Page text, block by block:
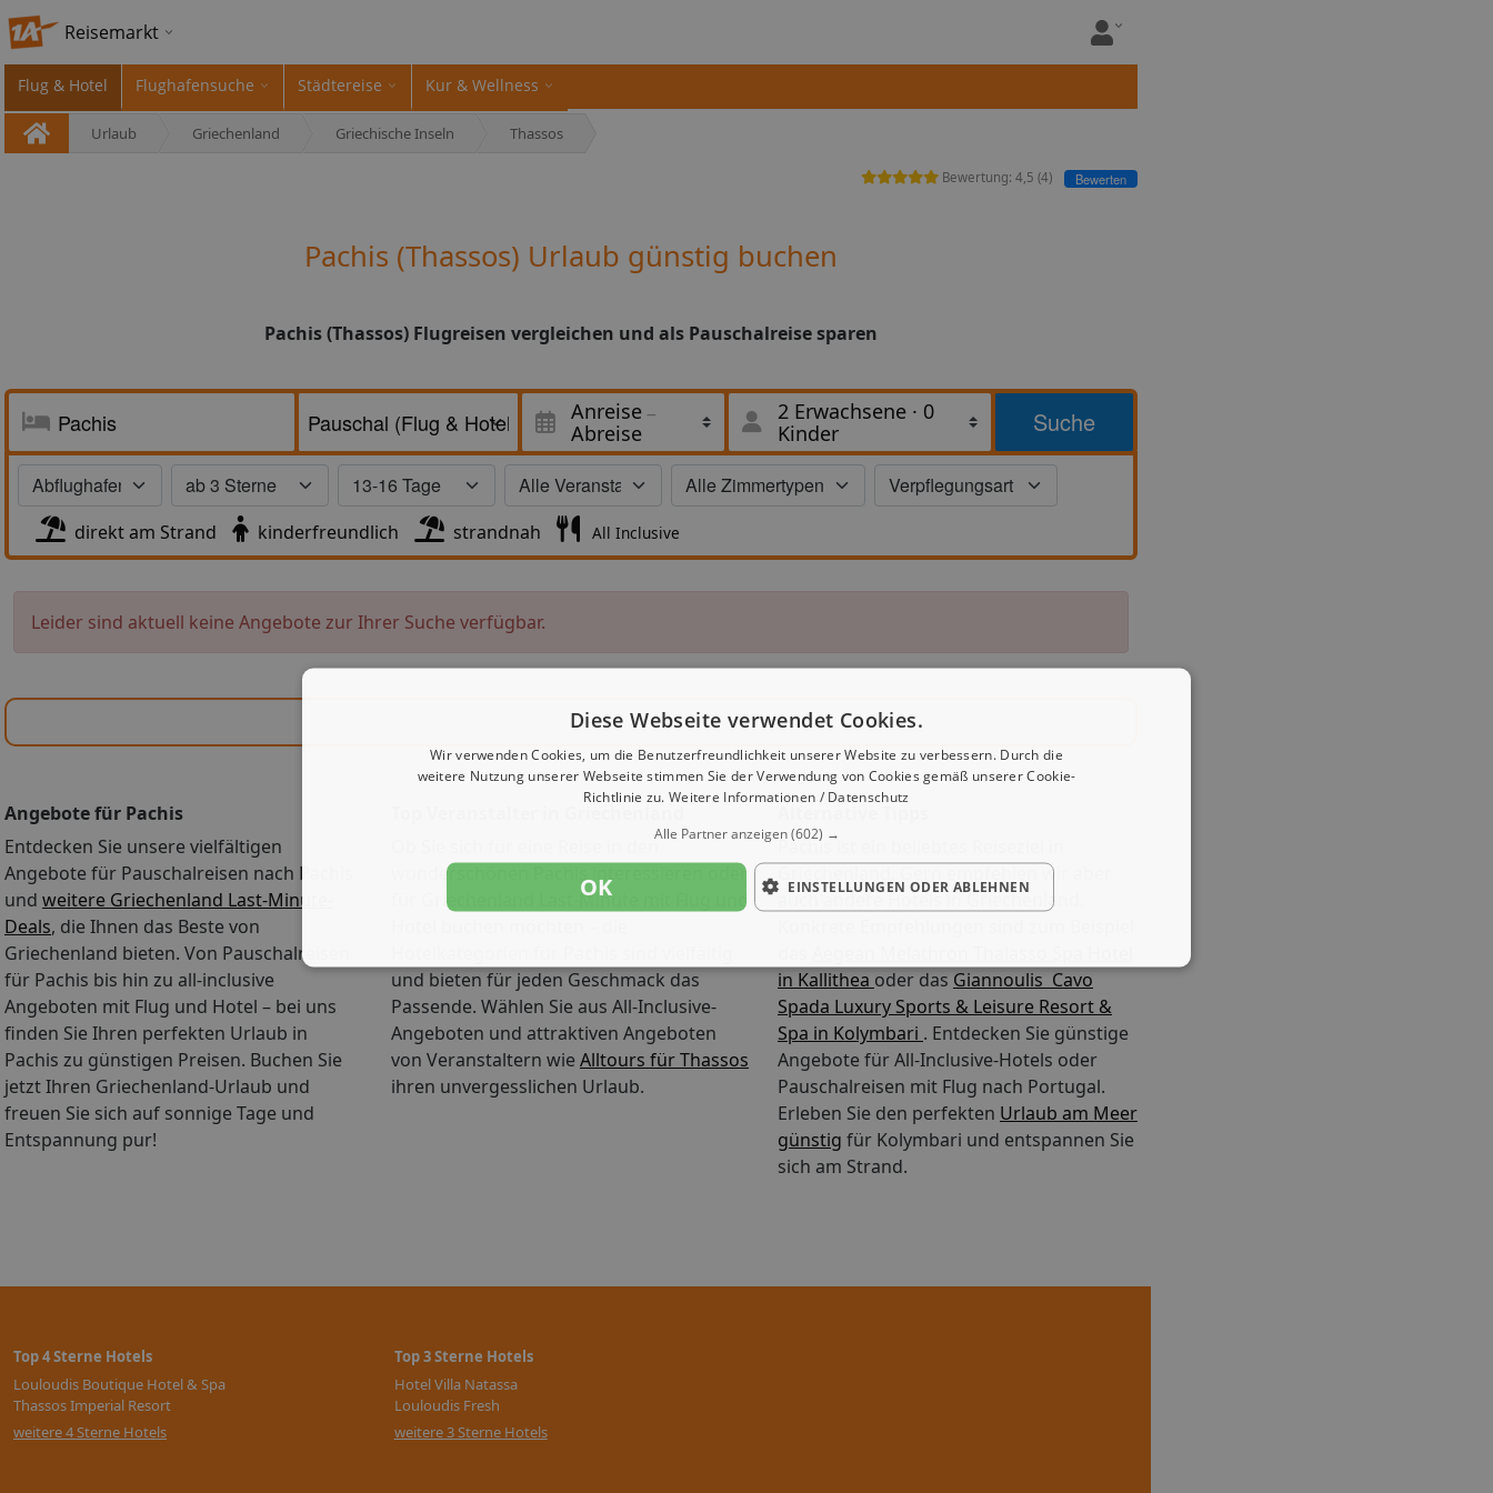
Reisemarkt
Flug & Hotel Flughafensuche Städtereise Kur & Wellness
Urlaub Griechenland Griechische Inseln Thassos
Bewertung: 4,5 (4) Bewerten
Pachis (Thassos) Urlaub günstig buchen
Pachis (Thassos) Flugreisen vergleichen und als Pauschalreise sparen
Anreise
Abreise
2 Erwachsene · 0
Kinder
Suche
direkt am Strand kinderfreundlich strandnah All Inclusive
Leider sind aktuell keine Angebote zur Ihrer Suche verfügbar.
Angebote für Pachis
Entdecken Sie unsere vielfältigen
Angebote für Pauschalreisen nach Pachis
und weitere Griechenland Last-Minute-
Deals, die Ihnen das Beste von
Griechenland bieten. Von Pauschalreisen
für Pachis bis hin zu all-inclusive
Angeboten mit Flug und Hotel – bei uns
finden Sie Ihren perfekten Urlaub in
Pachis zu günstigen Preisen. Buchen Sie
jetzt Ihren Griechenland-Urlaub und
freuen Sie sich auf sonnige Tage und
Entspannung pur!
Ob Sie sich für eine Reise in den
wunderschönen Pachis interessieren oder
für Griechenland Last-Minute mit Flug und
und bieten für jeden Geschmack das
Passende. Wählen Sie aus All-Inclusive-
Angeboten und attraktiven Angeboten
von Veranstaltern wie Alltours für Thassos
ihren unvergesslichen Urlaub.
Pachis ist ein beliebtes Reiseziel in
Griechenland. Gern empfehlen wir aber
auch andere Hotels in Griechenland.
in Kallithea oder das Giannoulis  Cavo
Spada Luxury Sports & Leisure Resort &
Spa in Kolymbari . Entdecken Sie günstige
Angebote für All-Inclusive-Hotels oder
Pauschalreisen mit Flug nach Portugal.
Erleben Sie den perfekten Urlaub am Meer
günstig für Kolymbari und entspannen Sie
sich am Strand.
Top 4 Sterne Hotels
Louloudis Boutique Hotel & Spa
Thassos Imperial Resort
weitere 4 Sterne Hotels
Top 3 Sterne Hotels
Hotel Villa Natassa
Louloudis Fresh
weitere 3 Sterne Hotels
Diese Webseite verwendet Cookies.
Wir verwenden Cookies, um die Benutzerfreundlichkeit unserer Website zu verbessern. Durch die
weitere Nutzung unserer Webseite stimmen Sie der Verwendung von Cookies gemäß unserer Cookie-
Richtlinie zu. Weitere Informationen / Datenschutz
Alle Partner anzeigen(602) →
OK EINSTELLUNGEN ODER ABLEHNEN